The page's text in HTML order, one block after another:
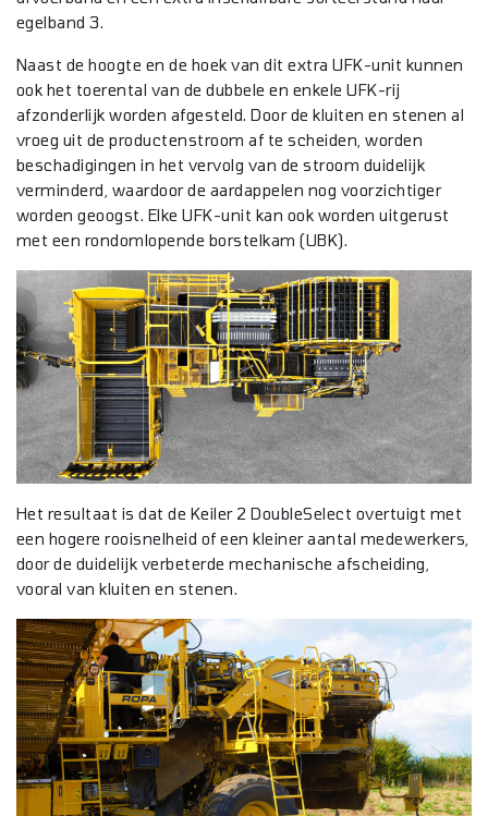
egelband 3.
Naast de hoogte en de hoek van dit extra UFK-unit kunnen
ook het toerental van de dubbele en enkele UFK-rij
afzonderlijk worden afgesteld. Door de kluiten en stenen al
vroeg uit de productenstroom af te scheiden, worden
beschadigingen in het vervolg van de stroom duidelijk
verminderd, waardoor de aardappelen nog voorzichtiger
worden geoogst. Elke UFK-unit kan ook worden uitgerust
met een rondomlopende borstelkam (UBK).
Het resultaat is dat de Keiler 2 DoubleSelect overtuigt met
een hogere rooisnelheid of een kleiner aantal medewerkers,
door de duidelijk verbeterde mechanische afscheiding,
vooral van kluiten en stenen.